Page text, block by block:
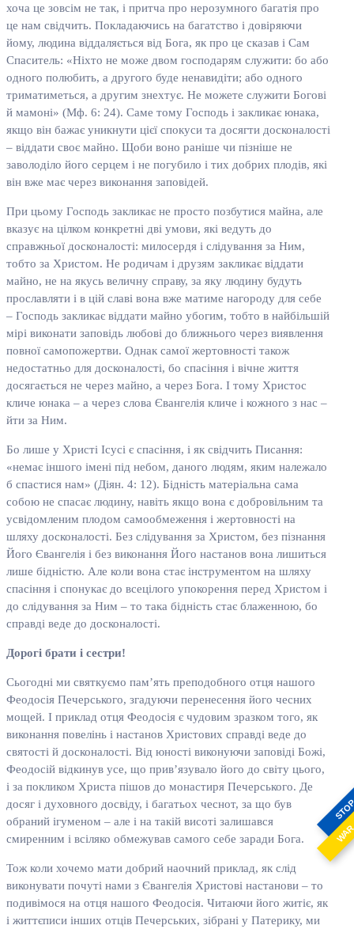
хоча це зовсім не так, і притча про нерозумного багатія про
це нам свідчить. Покладаючись на багатство і довіряючи
йому, людина віддаляється від Бога, як про це сказав і Сам
Спаситель: «Ніхто не може двом господарям служити: бо або
одного полюбить, а другого буде ненавидіти; або одного
триматиметься, а другим знехтує. Не можете служити Богові
й мамоні» (Мф. 6: 24). Саме тому Господь і закликає юнака,
якщо він бажає уникнути цієї спокуси та досягти досконалості
– віддати своє майно. Щоби воно раніше чи пізніше не
заволоділо його серцем і не погубило і тих добрих плодів, які
він вже має через виконання заповідей.
При цьому Господь закликає не просто позбутися майна, але
вказує на цілком конкретні дві умови, які ведуть до
справжньої досконалості: милосердя і слідування за Ним,
тобто за Христом. Не родичам і друзям закликає віддати
майно, не на якусь величну справу, за яку людину будуть
прославляти і в цій славі вона вже матиме нагороду для себе
– Господь закликає віддати майно убогим, тобто в найбільшій
мірі виконати заповідь любові до ближнього через виявлення
повної самопожертви. Однак самої жертовності також
недостатньо для досконалості, бо спасіння і вічне життя
досягається не через майно, а через Бога. І тому Христос
кличе юнака – а через слова Євангелія кличе і кожного з нас –
йти за Ним.
Бо лише у Христі Ісусі є спасіння, і як свідчить Писання:
«немає іншого імені під небом, даного людям, яким належало
б спастися нам» (Діян. 4: 12). Бідність матеріальна сама
собою не спасає людину, навіть якщо вона є добровільним та
усвідомленим плодом самообмеження і жертовності на
шляху досконалості. Без слідування за Христом, без пізнання
Його Євангелія і без виконання Його настанов вона лишиться
лише бідністю. Але коли вона стає інструментом на шляху
спасіння і спонукає до всецілого упокорення перед Христом і
до слідування за Ним – то така бідність стає блаженною, бо
справді веде до досконалості.
Дорогі брати і сестри!
Сьогодні ми святкуємо пам’ять преподобного отця нашого
Феодосія Печерського, згадуючи перенесення його чесних
мощей. І приклад отця Феодосія є чудовим зразком того, як
виконання повелінь і настанов Христових справді веде до
святості й досконалості. Від юності виконуючи заповіді Божі,
Феодосій відкинув усе, що прив’язувало його до світу цього,
і за покликом Христа пішов до монастиря Печерського. Де
досяг і духовного досвіду, і багатьох чеснот, за що був
обраний ігуменом – але і на такій висоті залишався
смиренним і всіляко обмежував самого себе заради Бога.
Тож коли хочемо мати добрий наочний приклад, як слід
виконувати почуті нами з Євангелія Христові настанови – то
подивімося на отця нашого Феодосія. Читаючи його житіє, як
і життєписи інших отців Печерських, зібрані у Патерику, ми